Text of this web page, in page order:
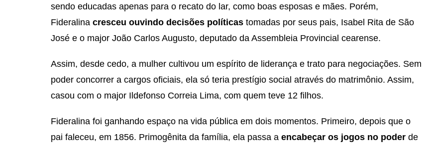
sendo educadas apenas para o recato do lar, como boas esposas e mães. Porém,
Fideralina cresceu ouvindo decisões políticas tomadas por seus pais, Isabel Rita de São
José e o major João Carlos Augusto, deputado da Assembleia Provincial cearense.
Assim, desde cedo, a mulher cultivou um espírito de liderança e trato para negociações. Sem
poder concorrer a cargos oficiais, ela só teria prestígio social através do matrimônio. Assim,
casou com o major Ildefonso Correia Lima, com quem teve 12 filhos.
Fideralina foi ganhando espaço na vida pública em dois momentos. Primeiro, depois que o
pai faleceu, em 1856. Primogênita da família, ela passa a encabeçar os jogos no poder de